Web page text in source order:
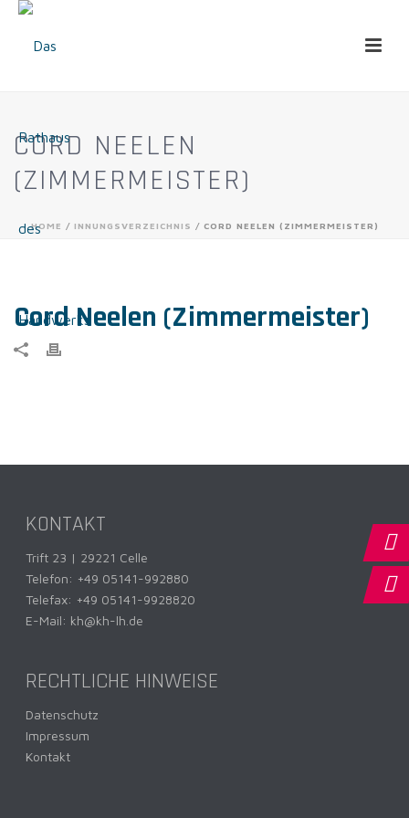
CORD NEELEN
(ZIMMERMEISTER)
HOME / INNUNGSVERZEICHNIS / CORD NEELEN (ZIMMERMEISTER)
Cord Neelen (Zimmermeister)
KONTAKT
Trift 23 | 29221 Celle
Telefon: +49 05141-992880
Telefax: +49 05141-9928820
E-Mail: kh@kh-lh.de
RECHTLICHE HINWEISE
Datenschutz
Impressum
Kontakt